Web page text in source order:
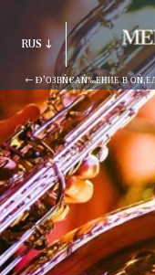
Ð’ОЗВÑ€АÑ‰ЕНИЕ В
RUS
ITA
ENG
FRA
DEU
ESP
RUS
ВÑ‹БÑ€АÑ‚ÑŒ